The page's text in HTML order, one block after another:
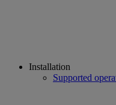
Installation
Supported